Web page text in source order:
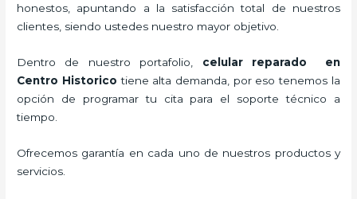
honestos, apuntando a la satisfacción total de nuestros
clientes, siendo ustedes nuestro mayor objetivo.
Dentro de nuestro portafolio, celular reparado en
Centro Historico tiene alta demanda, por eso tenemos la
opción de programar tu cita para el soporte técnico a
tiempo.
Ofrecemos garantía en cada uno de nuestros productos y
servicios.